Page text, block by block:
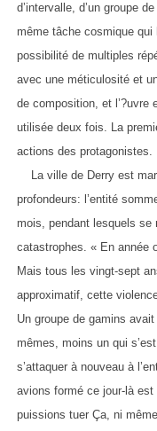
d’intervalle, d’un groupe
même tâche cosmique
possibilité de multiples
avec une méticulosité et
de composition, et l’?uvre
utilisée deux fois. La
actions des protagonistes.
La ville de Derry est
profondeurs: l’entité
mois, pendant lesquels
catastrophes. « En année
Mais tous les vingt-sept
approximatif, cette
Un groupe de gamins
mêmes, moins un qui
s’attaquer à nouveau à
avions formé ce jour-là est
puissions tuer Ça, ni